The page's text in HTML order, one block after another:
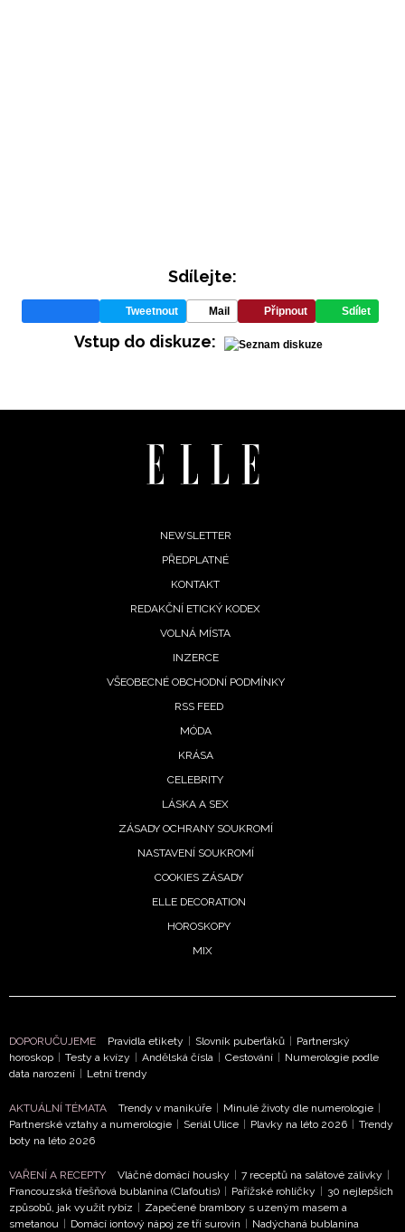
REDAKCE
NEWSLETTER
ODESLAT
podmínkami společnosti BurdaMedia Extra s.r.o.a
potvrzujete, že jste se seznámili seZásadami
ochrany soukromí- BurdaMedia Extra s.r.o. bude s
Sdílejte:
Tweetnout Mail Připnout Sdílet
Vstup do diskuze:
NEWSLETTER
PŘEDPLATNÉ
KONTAKT
REDAKČNÍ ETICKÝ KODEX
VOLNÁ MÍSTA
INZERCE
VŠEOBECNÉ OBCHODNÍ PODMÍNKY
RSS FEED
MÓDA
KRÁSA
CELEBRITY
LÁSKA A SEX
ZÁSADY OCHRANY SOUKROMÍ
NASTAVENÍ SOUKROMÍ
COOKIES ZÁSADY
ELLE DECORATION
HOROSKOPY
MIX
DOPORUČUJEME Pravidla etikety Slovník puberťáků
Partnerský
horoskop
Testy a kvízy Andělská čísla Cestování
Numerologie podle
data narození
Letní trendy
AKTUÁLNÍ TÉMATA Trendy v manikúře Minulé životy dle numerologie
Partnerské vztahy a numerologie
Seriál Ulice Plavky na léto 2026
Trendy
boty na léto 2026
VAŘENÍ A RECEPTY Vláčné domácí housky 7 receptů na salátové zálivky
Francouzská třešňová bublanina (Clafoutis)
Pařížské rohlíčky
30 nejlepších
způsobů, jak využít rybíz
Zapečené brambory s uzeným masem a
smetanou
Domácí iontový nápoj ze tří surovin Nadýchaná bublanina